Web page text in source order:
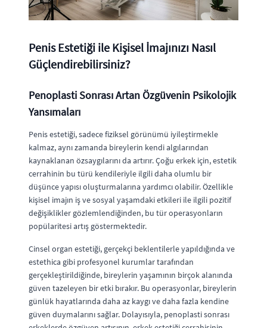
Penis Estetiği ile Kişisel İmajınızı Nasıl
Güçlendirebilirsiniz?
Penoplasti Sonrası Artan Özgüvenin Psikolojik
Yansımaları
Penis estetiği, sadece fiziksel görünümü iyileştirmekle
kalmaz, aynı zamanda bireylerin kendi algılarından
kaynaklanan özsaygılarını da artırır. Çoğu erkek için, estetik
cerrahinin bu türü kendileriyle ilgili daha olumlu bir
düşünce yapısı oluşturmalarına yardımcı olabilir. Özellikle
kişisel imajın iş ve sosyal yaşamdaki etkileri ile ilgili pozitif
değişiklikler gözlemlendiğinden, bu tür operasyonların
popülaritesi artış göstermektedir.
Cinsel organ estetiği, gerçekçi beklentilerle yapıldığında ve
estethica gibi profesyonel kurumlar tarafından
gerçekleştirildiğinde, bireylerin yaşamının birçok alanında
güven tazeleyen bir etki bırakır. Bu operasyonlar, bireylerin
günlük hayatlarında daha az kaygı ve daha fazla kendine
güven duymalarını sağlar. Dolayısıyla, penoplasti sonrası